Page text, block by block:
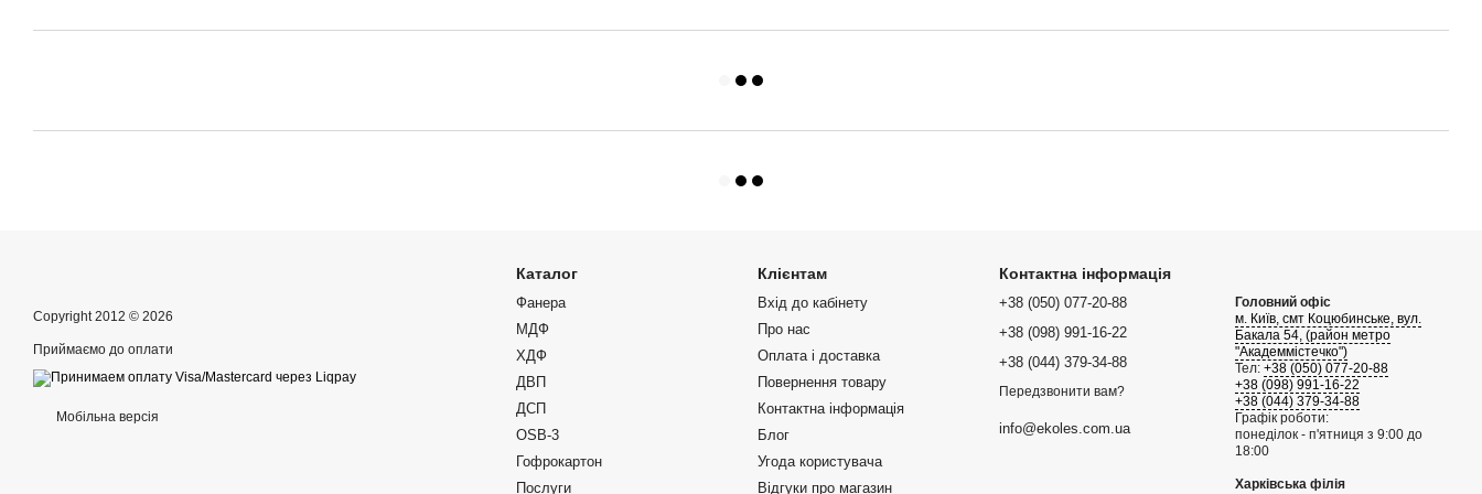
Copyright 2012 © 2026
Приймаємо до оплати
Мобільна версія
Каталог
Фанера
МДФ
ХДФ
ДВП
ДСП
OSB-3
Гофрокартон
Послуги
Клієнтам
Вхід до кабінету
Про нас
Оплата і доставка
Повернення товару
Контактна інформація
Блог
Угода користувача
Відгуки про магазин
Контактна інформація
+38 (050) 077-20-88
+38 (098) 991-16-22
+38 (044) 379-34-88
Передзвонити вам?
info@ekoles.com.ua
Головний офіс
м. Київ, смт Коцюбинське, вул.
Бакала 54, (район метро
"Академмістечко")
Тел: +38 (050) 077-20-88
+38 (098) 991-16-22
+38 (044) 379-34-88
Графік роботи:
понеділок - п'ятниця з 9:00 до
18:00
Харківська філія